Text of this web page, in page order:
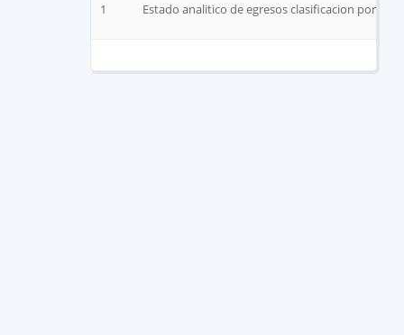
1 Estado analitico de egresos clasificacion por